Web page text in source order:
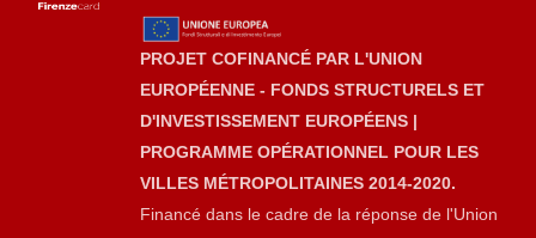
PROJET COFINANCÉ PAR L'UNION
EUROPÉENNE - FONDS STRUCTURELS ET
D'INVESTISSEMENT EUROPÉENS |
PROGRAMME OPÉRATIONNEL POUR LES
VILLES MÉTROPOLITAINES 2014-2020.
Financé dans le cadre de la réponse de l'Union